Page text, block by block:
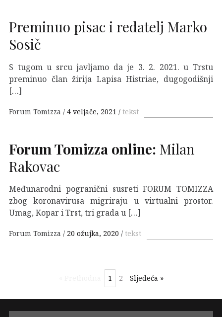
Preminuo pisac i redatelj Marko
Sosič
S tugom u srcu javljamo da je 3. 2. 2021. u Trstu
preminuo član žirija Lapisa Histriae, dugogodišnji
[…]
Forum Tomizza 4 veljače, 2021 tekst
Forum Tomizza online: Milan
Rakovac
Međunarodni pogranični susreti FORUM TOMIZZA
zbog koronavirusa migriraju u virtualni prostor.
Umag, Kopar i Trst, tri grada u […]
Forum Tomizza 20 ožujka, 2020 tekst
1 2 Sljedeća »